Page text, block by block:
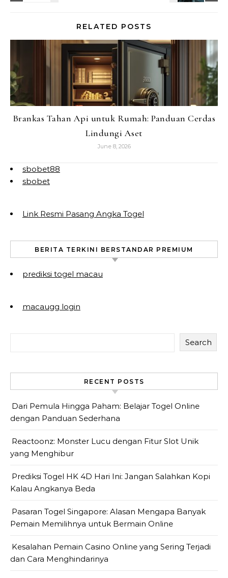
RELATED POSTS
Brankas Tahan Api untuk Rumah: Panduan Cerdas
Lindungi Aset
June 8, 2026
sbobet88
sbobet
Link Resmi Pasang Angka Togel
BERITA TERKINI BERSTANDAR PREMIUM
prediksi togel macau
macaugg login
Search
RECENT POSTS
Dari Pemula Hingga Paham: Belajar Togel Online
dengan Panduan Sederhana
Reactoonz: Monster Lucu dengan Fitur Slot Unik
yang Menghibur
Prediksi Togel HK 4D Hari Ini: Jangan Salahkan Kopi
Kalau Angkanya Beda
Pasaran Togel Singapore: Alasan Mengapa Banyak
Pemain Memilihnya untuk Bermain Online
Kesalahan Pemain Casino Online yang Sering Terjadi
dan Cara Menghindarinya